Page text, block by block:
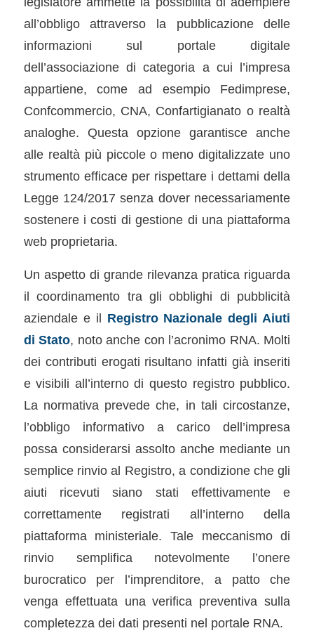
all’obbligo attraverso la pubblicazione delle
informazioni sul portale digitale
dell’associazione di categoria a cui l’impresa
appartiene, come ad esempio Fedimprese,
Confcommercio, CNA, Confartigianato o realtà
analoghe. Questa opzione garantisce anche
alle realtà più piccole o meno digitalizzate uno
strumento efficace per rispettare i dettami della
Legge 124/2017 senza dover necessariamente
sostenere i costi di gestione di una piattaforma
web proprietaria.
Un aspetto di grande rilevanza pratica riguarda
il coordinamento tra gli obblighi di pubblicità
aziendale e il Registro Nazionale degli Aiuti
di Stato, noto anche con l’acronimo RNA. Molti
dei contributi erogati risultano infatti già inseriti
e visibili all’interno di questo registro pubblico.
La normativa prevede che, in tali circostanze,
l’obbligo informativo a carico dell’impresa
possa considerarsi assolto anche mediante un
semplice rinvio al Registro, a condizione che gli
aiuti ricevuti siano stati effettivamente e
correttamente registrati all’interno della
piattaforma ministeriale. Tale meccanismo di
rinvio semplifica notevolmente l’onere
burocratico per l’imprenditore, a patto che
venga effettuata una verifica preventiva sulla
completezza dei dati presenti nel portale RNA.